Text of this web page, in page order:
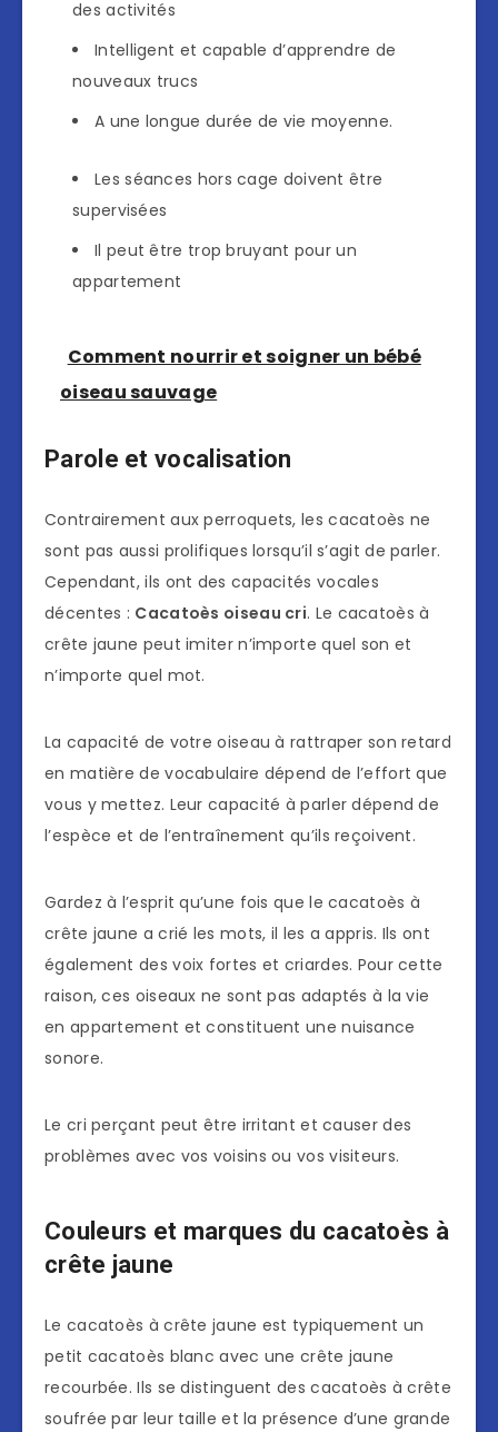
des activités
Intelligent et capable d’apprendre de
nouveaux trucs
A une longue durée de vie moyenne.
Les séances hors cage doivent être
supervisées
Il peut être trop bruyant pour un
appartement
Comment nourrir et soigner un bébé
oiseau sauvage
Parole et vocalisation
Contrairement aux perroquets, les cacatoès ne
sont pas aussi prolifiques lorsqu’il s’agit de parler.
Cependant, ils ont des capacités vocales
décentes : Cacatoès oiseau cri. Le cacatoès à
crête jaune peut imiter n’importe quel son et
n’importe quel mot.
La capacité de votre oiseau à rattraper son retard
en matière de vocabulaire dépend de l’effort que
vous y mettez. Leur capacité à parler dépend de
l’espèce et de l’entraînement qu’ils reçoivent.
Gardez à l’esprit qu’une fois que le cacatoès à
crête jaune a crié les mots, il les a appris. Ils ont
également des voix fortes et criardes. Pour cette
raison, ces oiseaux ne sont pas adaptés à la vie
en appartement et constituent une nuisance
sonore.
Le cri perçant peut être irritant et causer des
problèmes avec vos voisins ou vos visiteurs.
Couleurs et marques du cacatoès à
crête jaune
Le cacatoès à crête jaune est typiquement un
petit cacatoès blanc avec une crête jaune
recourbée. Ils se distinguent des cacatoès à crête
soufrée par leur taille et la présence d’une grande